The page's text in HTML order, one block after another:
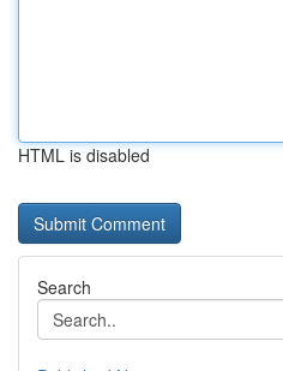
HTML is disabled
Search